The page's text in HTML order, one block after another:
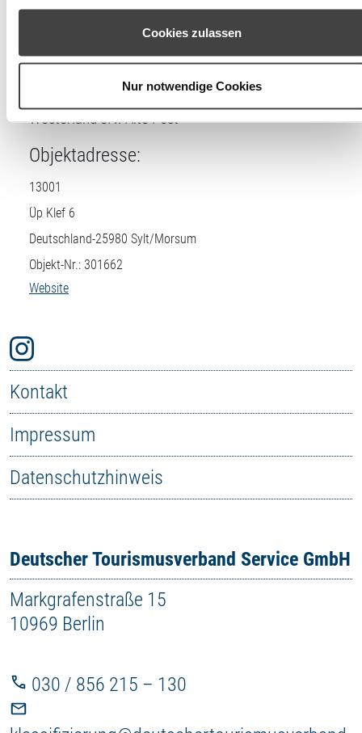
diesem Fall werden nur notwendige Cookies verwendet. Sie
können Ihre Einwilligung jederzeit unter den Cookie-
Cookies zulassen
Nur notwendige Cookies
Lizenznehmer
DTV-Prüfstelle:
Buchungszentrum Sylt + Fremdenverkehrsverein
Westerland e.V. Alte Post
Objektadresse:
13001
Üp Klef 6
Deutschland-25980 Sylt/Morsum
Objekt-Nr.: 301662
Website
Deutscher Tourismusverband Service GmbH
Markgrafenstraße 15
10969 Berlin
030 / 856 215 – 130
Kontakt
Impressum
Datenschutzhinweis